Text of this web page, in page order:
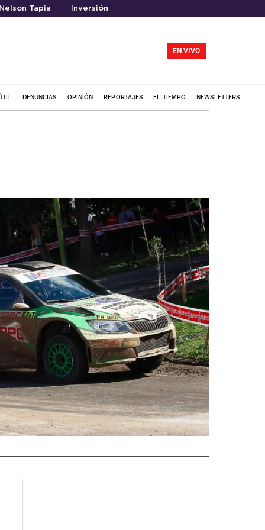
Nelson Tapia Inversión
EN VIVO
DENUNCIAS OPINIÓN REPORTAJES EL TIEMPO NEWSLETTERS